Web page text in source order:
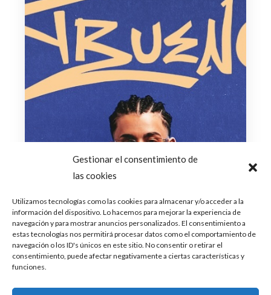
Gestionar el consentimiento de
las cookies
Utilizamos tecnologías como las cookies para almacenar y/o acceder a la
información del dispositivo. Lo hacemos para mejorar la experiencia de
navegación y para mostrar anuncios personalizados. El consentimiento a
estas tecnologías nos permitirá procesar datos como el comportamiento de
navegación o los ID's únicos en este sitio. No consentir o retirar el
consentimiento, puede afectar negativamente a ciertas características y
funciones.